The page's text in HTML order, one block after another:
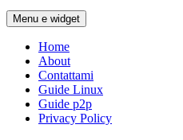
Menu e widget
Home
About
Contattami
Guide Linux
Guide p2p
Privacy Policy